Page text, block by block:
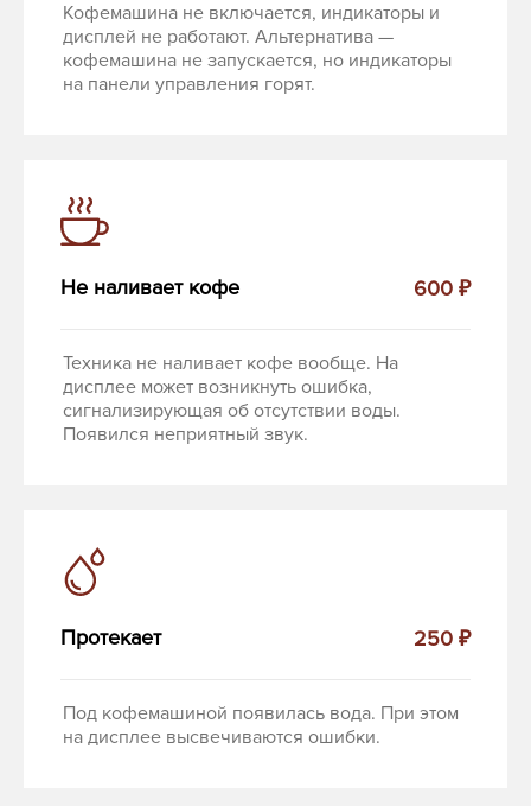
Кофемашина не включается, индикаторы и
дисплей не работают. Альтернатива —
кофемашина не запускается, но индикаторы
на панели управления горят.
Не наливает кофе 600 ₽
Техника не наливает кофе вообще. На
дисплее может возникнуть ошибка,
сигнализирующая об отсутствии воды.
Появился неприятный звук.
Протекает 250 ₽
Под кофемашиной появилась вода. При этом
на дисплее высвечиваются ошибки.